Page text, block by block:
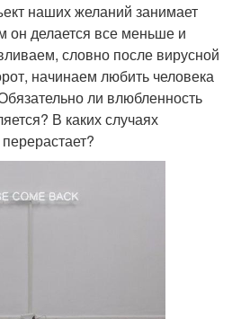
наших желаний занимает
он делается все меньше и
словно после вирусной
начинаем любить человека
ли влюбленность
В каких случаях